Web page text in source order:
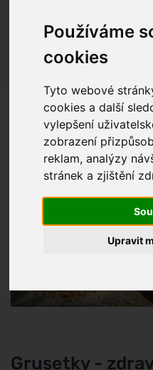
Používáme
cookies
Tyto webové
cookies a další
vylepšení
zobrazení
reklam, analýzy
stránek a zjištění
Upravit
ochutnejte
Eva Novotná 8 min
Grusetky -